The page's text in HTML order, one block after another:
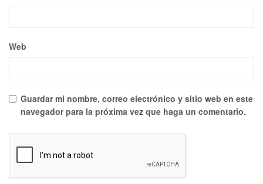
Web
Guardar mi nombre, correo electrónico y sitio web en este
navegador para la próxima vez que haga un comentario.